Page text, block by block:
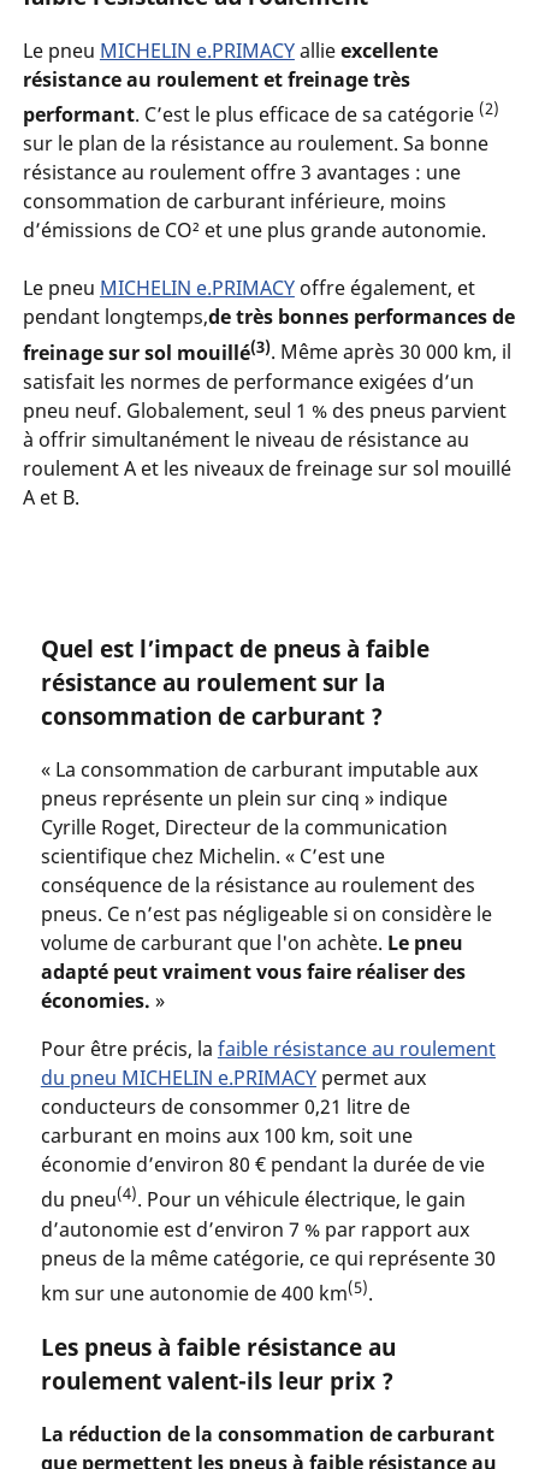
Le pneu MICHELIN e.PRIMACYallieexcellente
résistance au roulement et freinage très
performant. C’est le plus efficace de sa catégorie (2)
sur le plan de la résistance au roulement. Sa bonne
résistance au roulement offre 3 avantages : une
consommation de carburant inférieure, moins
d’émissions de CO² et une plus grande autonomie.
Le pneu MICHELIN e.PRIMACYoffre également, et
pendant longtemps,de très bonnes performances de
freinage sur sol mouillé(3). Même après 30 000 km, il
satisfait les normes de performance exigées d’un
pneu neuf. Globalement, seul 1 % des pneus parvient
à offrir simultanément le niveau de résistance au
roulement A et les niveaux de freinage sur sol mouillé
A et B.
Quel est l’impact de pneus à faible
résistance au roulement sur la
consommation de carburant ?
« La consommation de carburant imputable aux
pneus représente un plein sur cinq » indique
Cyrille Roget, Directeur de la communication
scientifique chez Michelin. « C’est une
conséquence de la résistance au roulement des
pneus. Ce n’est pas négligeable si on considère le
volume de carburant que l'on achète. Le pneu
adapté peut vraiment vous faire réaliser des
économies. »
Pour être précis, la faible résistance au roulement
du pneu MICHELIN e.PRIMACYpermet aux
conducteurs de consommer 0,21 litre de
carburant en moins aux 100 km, soit une
économie d’environ 80 € pendant la durée de vie
du pneu(4). Pour un véhicule électrique, le gain
d’autonomie est d’environ 7 % par rapport aux
pneus de la même catégorie, ce qui représente 30
km sur une autonomie de 400 km(5).
Les pneus à faible résistance au
roulement valent-ils leur prix ?
La réduction de la consommation de carburant
que permettent les pneus à faible résistance au